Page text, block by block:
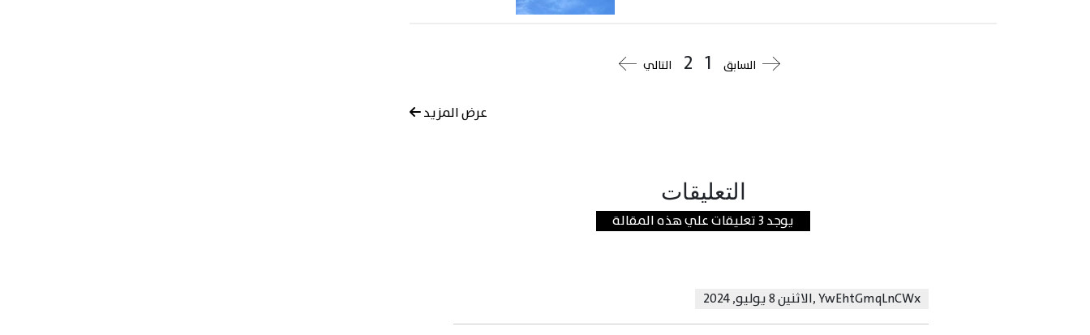
السابق 1
2 التالي
عرض المزيد
التعليقات
يوجد 3 تعليقات علي هذه المقالة
YwEhtGmqLnCWx
,الاثنين 8 يوليو, 2024